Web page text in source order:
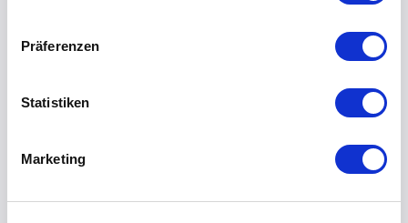
Präferenzen
Statistiken
Marketing